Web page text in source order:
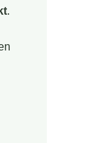
.